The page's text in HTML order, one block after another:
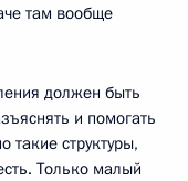
там вообще
должен быть
и помогать
структуры,
Только малый